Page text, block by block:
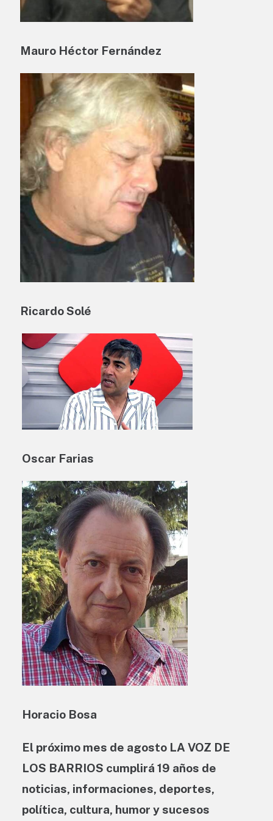
Mauro Héctor Fernández
Ricardo Solé
Oscar Farias
Horacio Bosa
El próximo mes de agosto LA VOZ DE
LOS BARRIOS cumplirá 19 años de
noticias, informaciones, deportes,
política, cultura, humor y sucesos